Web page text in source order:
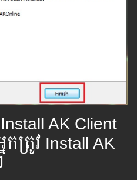
Install AK Client​
ត្រូវ Install AK